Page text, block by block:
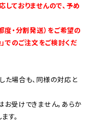
ておりませんので、予め
度・分割発送）をご希望の
でのご注文をご検討くだ
場合も、同様の対応と
受けできません。あらか
す。